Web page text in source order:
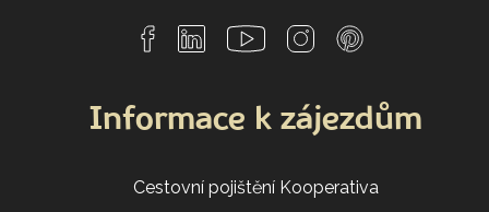
Informace k zájezdům
Cestovní pojištění Kooperativa